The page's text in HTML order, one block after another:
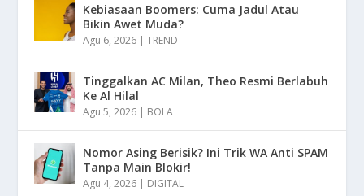
Kebiasaan Boomers: Cuma Jadul Atau
Bikin Awet Muda?
Agu 6, 2026 |TREND
Tinggalkan AC Milan, Theo Resmi Berlabuh
Ke Al Hilal
Agu 5, 2026 | BOLA
Nomor Asing Berisik? Ini Trik WA Anti SPAM
Tanpa Main Blokir!
Agu 4, 2026 | DIGITAL